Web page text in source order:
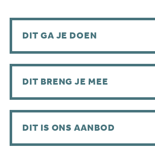
DIT GA JE DOEN
DIT BRENG JE MEE
DIT IS ONS AANBOD